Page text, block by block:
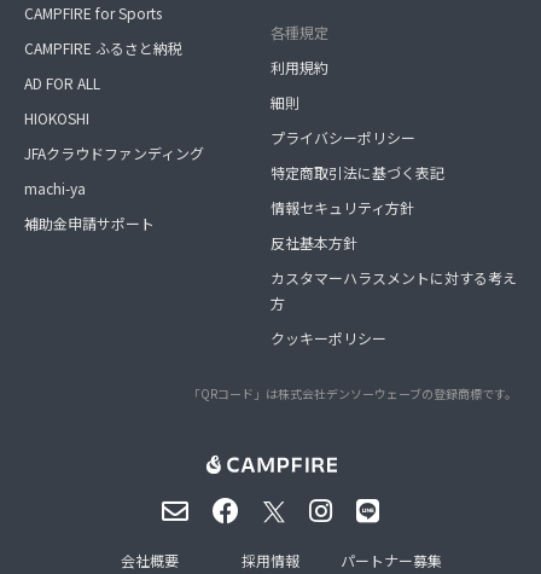
CAMPFIRE for Sports
CAMPFIRE ふるさと納税
AD FOR ALL
HIOKOSHI
JFAクラウドファンディング
machi-ya
補助金申請サポート
各種規定
利用規約
細則
プライバシーポリシー
特定商取引法に基づく表記
情報セキュリティ方針
反社基本方針
カスタマーハラスメントに対する考え
方
クッキーポリシー
「QRコード」は株式会社デンソーウェーブの登録商標です。
会社概要 採用情報 パートナー募集